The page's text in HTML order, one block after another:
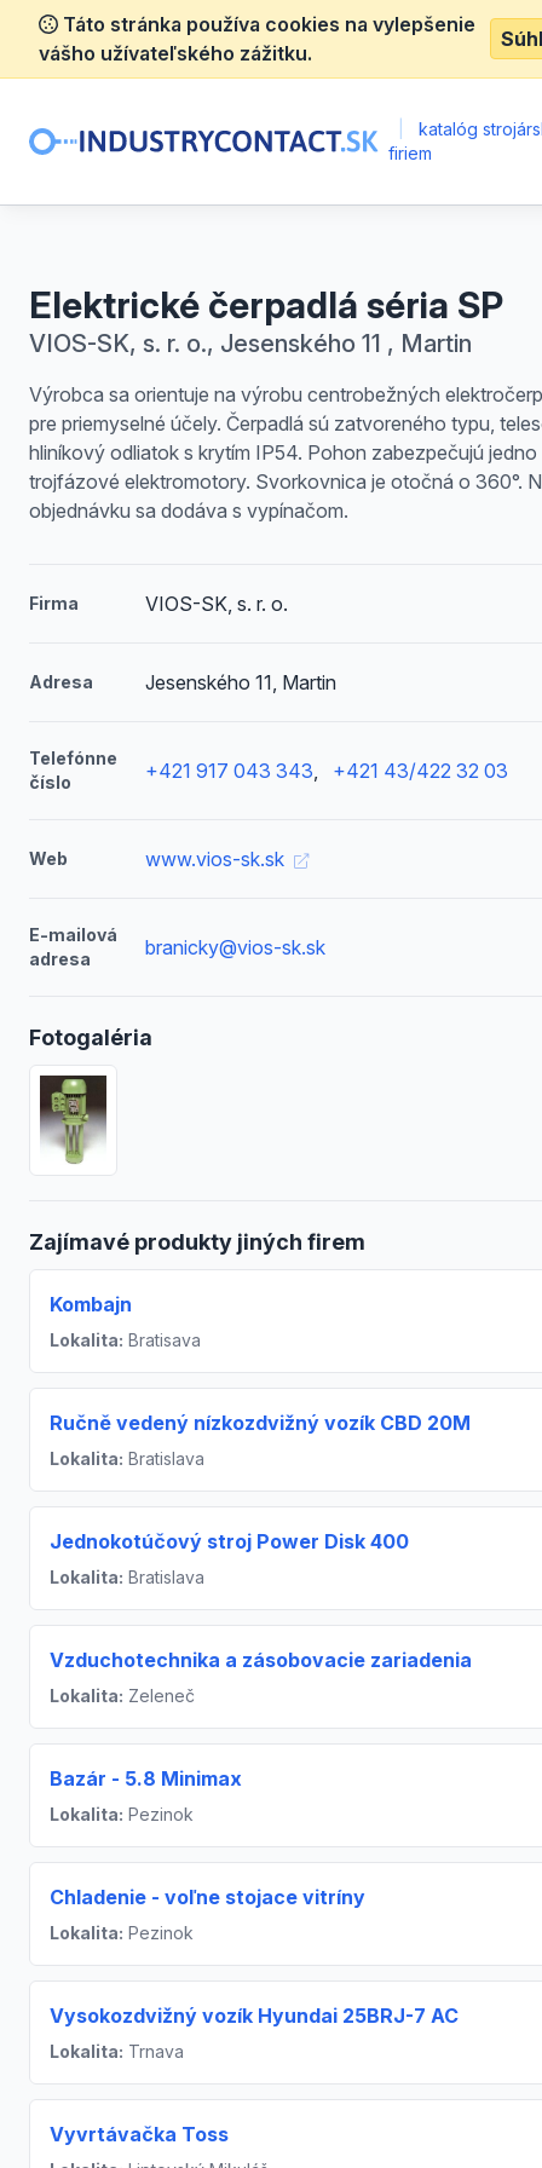
Táto stránka používa cookies na vylepšenie
vášho užívateľského zážitku.
katalóg
firiem
Elektrické čerpadlá séria SP
VIOS-SK, s. r. o., Jesenského 11 , Martin
Výrobca sa orientuje na výrobu centrobežných
pre priemyselné účely. Čerpadlá sú zatvoreného typu,
hliníkový odliatok s krytím IP54. Pohon zabezpečujú jedno
trojfázové elektromotory. Svorkovnica je otočná o 360°.
objednávku sa dodáva s vypínačom.
Firma VIOS-SK, s. r. o.
Adresa Jesenského 11, Martin
Telefónne
číslo
+421 917 043 343, +421 43/422 32 03
Web www.vios-sk.sk
E-mailová
adresa
branicky@vios-sk.sk
Fotogaléria
Zajímavé produkty jiných firem
Kombajn
Lokalita: Bratisava
Ručně vedený nízkozdvižný vozík CBD 20M
Lokalita: Bratislava
Jednokotúčový stroj Power Disk 400
Lokalita: Bratislava
Vzduchotechnika a zásobovacie zariadenia
Lokalita: Zeleneč
Bazár - 5.8 Minimax
Lokalita: Pezinok
Chladenie - voľne stojace vitríny
Lokalita: Pezinok
Vysokozdvižný vozík Hyundai 25BRJ-7 AC
Lokalita: Trnava
Vyvrtávačka Toss